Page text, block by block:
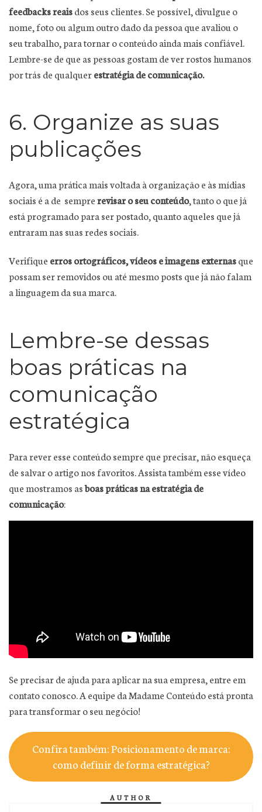
feedbacks reaisdos seus clientes. Se possível, divulgue o
nome, foto ou algum outro dado da pessoa que avaliou o
seu trabalho, para tornar o conteúdo ainda mais confiável.
Lembre-se de que as pessoas gostam de ver rostos humanos
por trás de qualquerestratégia de comunicação.
6. Organize as suas
publicações
Agora, uma prática mais voltada à organização e às mídias
sociais é a de semprerevisar o seu conteúdo, tanto o que já
está programado para ser postado, quanto aqueles que já
entraram nas suas redes sociais.
Verifique erros ortográficos, vídeos e imagens externasque
possam ser removidos ou até mesmo posts que já não falam
a linguagem da sua marca.
Lembre-se dessas
boas práticas na
comunicação
estratégica
Para rever esse conteúdo sempre que precisar, não esqueça
de salvar o artigo nos favoritos. Assista também esse vídeo
que mostramos asboas práticas na estratégia de
comunicação:
Se precisar de ajuda para aplicar na sua empresa, entre em
contato conosco. A equipe da Madame Conteúdo está pronta
para transformar o seu negócio!
Confira também: Posicionamento de marca:
como definir de forma estratégica?
AUTHOR